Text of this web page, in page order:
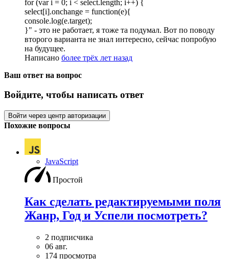
for (var i = 0; i < select.length; i++) {
select[i].onchange = function(e){
console.log(e.target);
}" - это не работает, я тоже та подумал. Вот по поводу
второго варианта не знал интересно, сейчас попробую
на будущее.
Написано более трёх лет назад
Ваш ответ на вопрос
Войдите, чтобы написать ответ
Войти через центр авторизации
Похожие вопросы
JavaScript
Простой
Как сделать редактируемыми поля
Жанр, Год и Успели посмотреть?
2 подписчика
06 авг.
174 просмотра